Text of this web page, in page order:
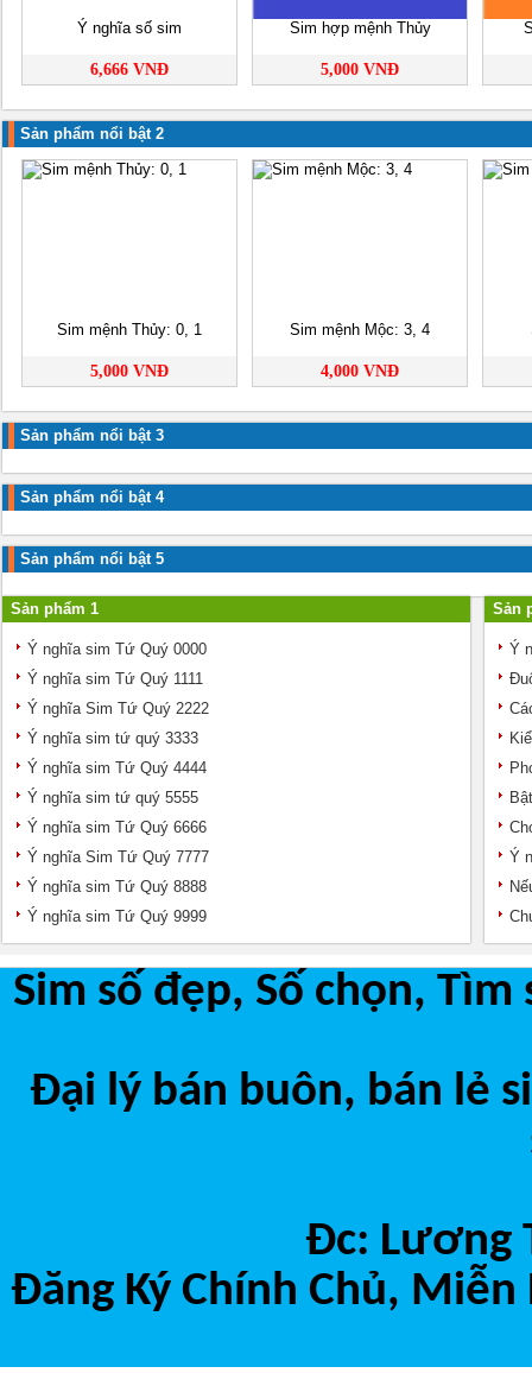
Ý nghĩa số sim
6,666 VNĐ
Sim hợp mệnh Thủy
5,000 VNĐ
Sản phẩm nổi bật 2
Sim mệnh Thủy: 0, 1
5,000 VNĐ
Sim mệnh Mộc: 3, 4
4,000 VNĐ
Sản phẩm nổi bật 3
Sản phẩm nổi bật 4
Sản phẩm nổi bật 5
Sản phẩm 1
Ý nghĩa sim Tứ Quý 0000
Ý nghĩa sim Tứ Quý 1111
Ý nghĩa Sim Tứ Quý 2222
Ý nghĩa sim tứ quý 3333
Ý nghĩa sim Tứ Quý 4444
Ý nghĩa sim tứ quý 5555
Ý nghĩa sim Tứ Quý 6666
Ý nghĩa Sim Tứ Quý 7777
Ý nghĩa sim Tứ Quý 8888
Ý nghĩa sim Tứ Quý 9999
Sản
Ý
Ý
Sim số đẹp, Số chọn,
Đại lý bán buôn, bán lẻ
Đc: Lương
Đăng Ký Chính Chủ, Miễn